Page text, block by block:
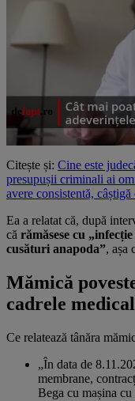
Citește și: Cine este
presupușii criminali ai
avere consistentă,
Ea a relatat că, după
că rămăsese cu
cusături anapoda”, așa
Mămică
cadrele
Ce relatează tânăra
„În data de
membrane,
Bega cu mașina